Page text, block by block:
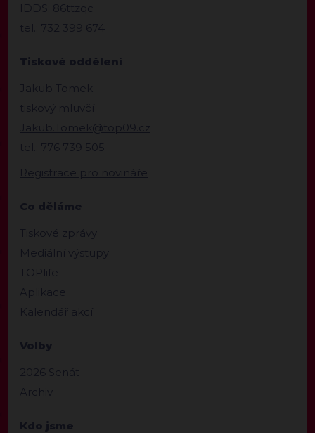
IDDS: 86ttzqc
tel.: 732 399 674
Tiskové oddělení
Jakub Tomek
tiskový mluvčí
Jakub.Tomek@top09.cz
tel.: 776 739 505
Registrace pro novináře
Co děláme
Tiskové zprávy
Mediální výstupy
TOPlife
Aplikace
Kalendář akcí
Volby
2026 Senát
Archiv
Kdo jsme